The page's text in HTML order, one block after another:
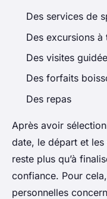
Des services de
Des excursions à
Des visites
Des forfaits
Des repas
Après avoir
date, le départ et
reste plus qu’à
confiance. Pour
personnelles